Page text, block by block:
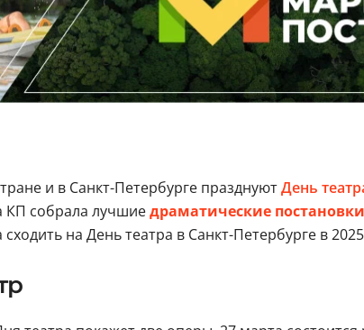
и в Санкт-Петербурге празднуютДень
КП собрала лучшиедраматические
на День театра в Санкт-Петербурге в